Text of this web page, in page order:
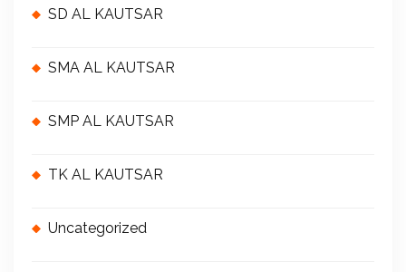
SD AL KAUTSAR
SMA AL KAUTSAR
SMP AL KAUTSAR
TK AL KAUTSAR
Uncategorized